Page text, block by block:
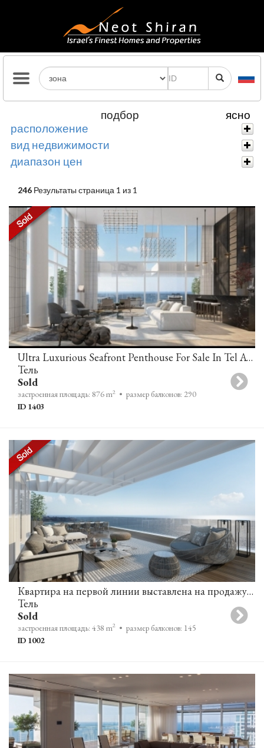
подбор
ясно
расположение
вид недвижимости
диапазон цен
246 Результаты страница 1 из 1
Ultra Luxurious Seafront Penthouse For Sale In Tel Aviv
Тель
Sold
застроенная площадь: 876 m2 • размер балконов: 290
ID 1403
Квартира на первой линии выставлена на продажу в комплексе David Promenade Towers
Тель
Sold
застроенная площадь: 438 m2 • размер балконов: 145
ID 1002